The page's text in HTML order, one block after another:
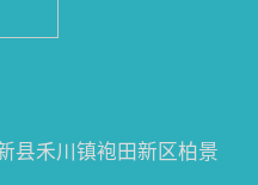
县禾川镇袍田新区柏景